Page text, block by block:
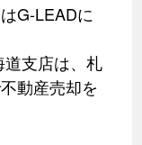
G-LEADに
支店は、札
動産売却を